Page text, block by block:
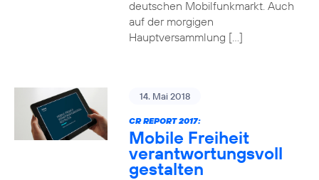
deutschen Mobilfunkmarkt. Auch
auf der morgigen
Hauptversammlung […]
14. Mai 2018
CR REPORT 2017:
Mobile Freiheit
verantwortungsvoll
gestalten